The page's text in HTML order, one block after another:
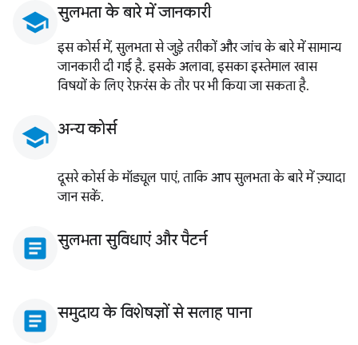
school सुलभता के बारे में जानकारी
इस कोर्स में, सुलभता से जुड़े तरीकों और जांच के बारे में सामान्य
जानकारी दी गई है. इसके अलावा, इसका इस्तेमाल खास
विषयों के लिए रेफ़रंस के तौर पर भी किया जा सकता है.
school अन्य कोर्स
दूसरे कोर्स के मॉड्यूल पाएं, ताकि आप सुलभता के बारे में ज़्यादा
जान सकें.
article सुलभता सुविधाएं और पैटर्न
article समुदाय के विशेषज्ञों से सलाह पाना